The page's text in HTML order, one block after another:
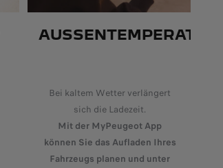
AUSSENTEMPERATUR
Bei kaltem Wetter verlängert
sich die Ladezeit.
Mit der MyPeugeot App
können Sie das Aufladen Ihres
Fahrzeugs planen und unter